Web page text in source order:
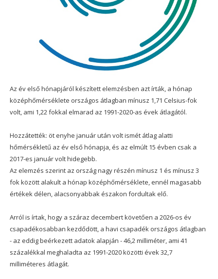
Az év első hónapjáról készített elemzésben azt írták, a hónap
középhőmérséklete országos átlagban mínusz 1,71 Celsius-fok
volt, ami 1,22 fokkal elmarad az 1991-2020-as évek átlagától.
Hozzátették: öt enyhe január után volt ismét átlag alatti
hőmérsékletű az év első hónapja, és az elmúlt 15 évben csak a
2017-es január volt hidegebb.
Az elemzés szerint az ország nagy részén mínusz 1 és mínusz 3
fok között alakult a hónap középhőmérséklete, ennél magasabb
értékek délen, alacsonyabbak északon fordultak elő.
Arról is írtak, hogy a száraz decembert követően a 2026-os év
csapadékosabban kezdődött, a havi csapadék országos átlagban
- az eddig beérkezett adatok alapján - 46,2 milliméter, ami 41
százalékkal meghaladta az 1991-2020 közötti évek 32,7
milliméteres átlagát.